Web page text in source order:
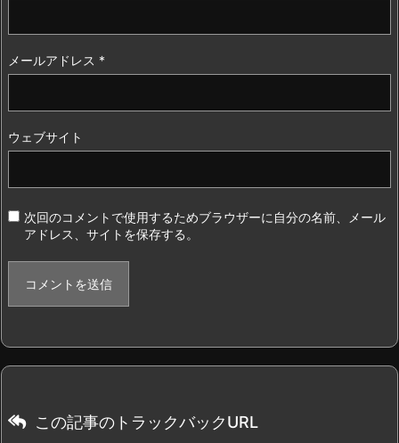
メールアドレス *
ウェブサイト
次回のコメントで使用するためブラウザーに自分の名前、メール
アドレス、サイトを保存する。
この記事のトラックバックURL